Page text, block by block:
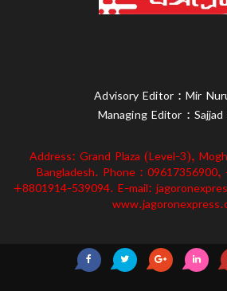
Advisory Editor : Mir
Managing Editor : Sajjad
Address: Grand Plaza (Level-3),
Bangladesh. Phone :
+8801914-539094. E-mail: